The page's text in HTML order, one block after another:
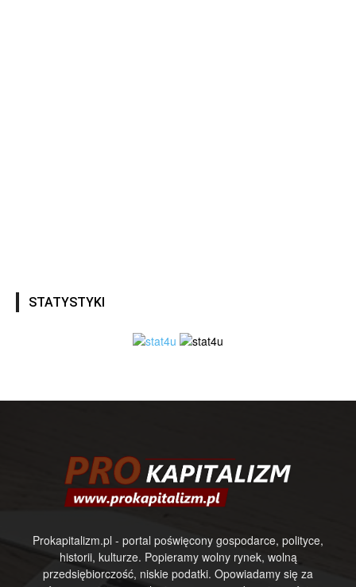
STATYSTYKI
Prokapitalizm.pl - portal poświęcony gospodarce, polityce,
historii, kulturze. Popieramy wolny rynek, wolną
przedsiębiorczość, niskie podatki. Opowiadamy się za